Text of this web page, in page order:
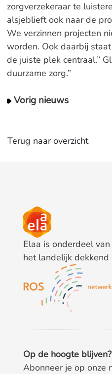
zorgverzekeraar te
alsjeblieft ook naar de
We verzinnen projecten
worden. Ook daarbij
de juiste plek centraal.”
duurzame zorg.”
Vorig nieuws
Terug naar overzicht
Elaa is onderdeel van
het landelijk dekkend
Op de hoogte blijven?
Abonneer je op onze